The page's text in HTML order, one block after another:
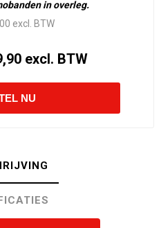
in overleg.
excl. BTW
excl. BTW